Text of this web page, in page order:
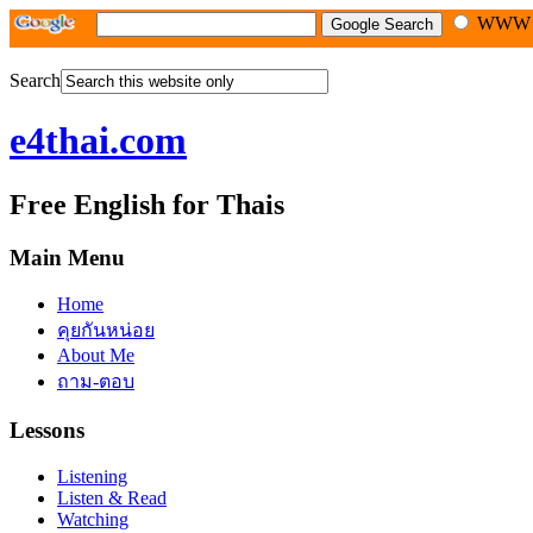
WWW
Search
e4thai.com
Free English for Thais
Main Menu
Home
คุยกันหน่อย
About Me
ถาม-ตอบ
Lessons
Listening
Listen & Read
Watching